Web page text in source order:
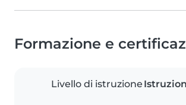
Formazione e
Livello di istruzione